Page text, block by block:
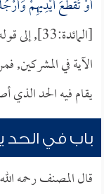
أَوْ تُقَطَّعَ أَيْدِيهِمْ
[المائدة:33], إلى قوله:
الآية في المشركين,
يقام فيه الحد الذي
باب في
قال المصنف رحمه